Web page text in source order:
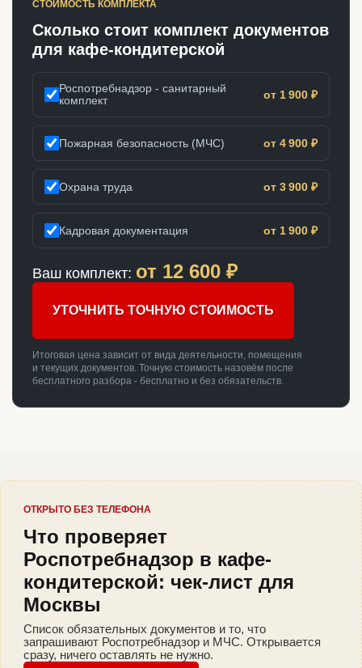
СТОИМОСТЬ КОМПЛЕКТА
Сколько стоит комплект документов
для кафе-кондитерской
Роспотребнадзор - санитарный
комплект
от 1 900 ₽
Пожарная безопасность (МЧС) от 4 900 ₽
Охрана труда от 3 900 ₽
Кадровая документация от 1 900 ₽
Ваш комплект: от 12 600 ₽
УТОЧНИТЬ ТОЧНУЮ СТОИМОСТЬ
Итоговая цена зависит от вида деятельности, помещения
и текущих документов. Точную стоимость назовём после
бесплатного разбора - бесплатно и без обязательств.
ОТКРЫТО БЕЗ ТЕЛЕФОНА
Что проверяет
Роспотребнадзор в кафе-
кондитерской: чек-лист для
Москвы
Список обязательных документов и то, что
запрашивают Роспотребнадзор и МЧС. Открывается
сразу, ничего оставлять не нужно.